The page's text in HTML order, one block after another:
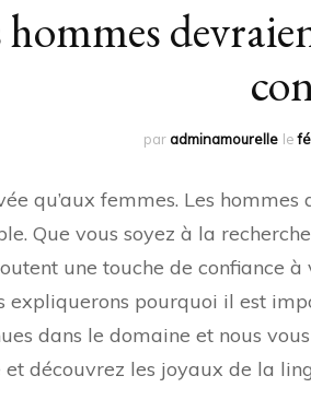
paradminamourelle le
qu’aux femmes. Les
Que vous soyez à la
une touche de confiance
expliquerons pourquoi il est
dans le domaine et nous
et découvrez les joyaux de la